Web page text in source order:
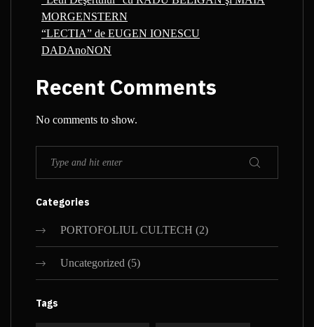
MORGENSTERN
“LECTIA” de EUGEN IONESCU
DADAnoNON
Recent Comments
No comments to show.
Categories
PORTOFOLIUL CULTECH (2)
Uncategorized (5)
Tags